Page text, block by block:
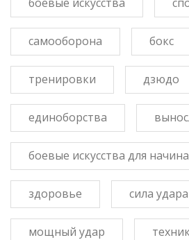
самооборона бокс
тренировки дзюдо
единоборства
боевые искусства для
здоровье сила удара
мощный удар